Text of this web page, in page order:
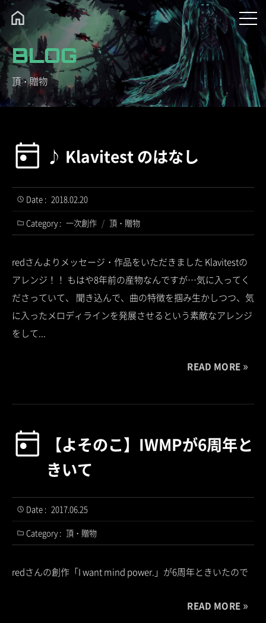
BLOG
頂・贈物
♪ Klavitest のはなし
Date : 2018.02.20
Category : 一次創作 / 頂・贈物
redさんよりメッセージ・作品をいただきました Klavitestの
アレンジ！！ もはや8年前の産物なんですが…気に入ってく
ださっていて、 聞き込んで、曲の特徴を掴み生かしつつ、気
に入ったメロディラインを発展させるという素敵なアレンジ
をして...
READ MORE
【よそのこ】IWMPが6周年と
きいて
Date : 2017.06.25
Category : 頂・贈物
redさんの創作「I want mind power.」が6周年ときいたので
READ MORE